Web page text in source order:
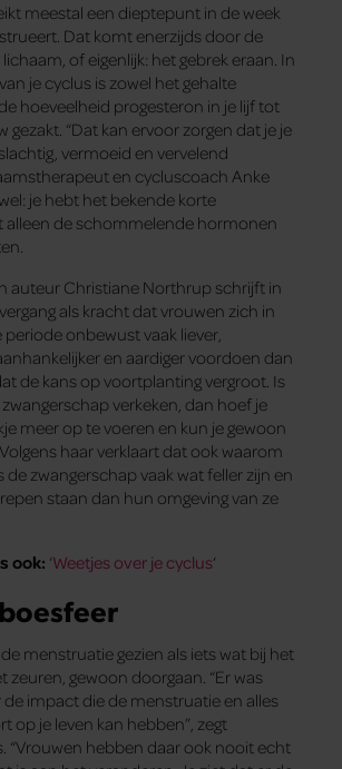
meestal een dieptepunt in de week
Dat komt enerzijds door de
of eigenlijk: het gebrek eraan. In
je cyclus is zowel het gehalte
hoeveelheid progesteron in je lijf tot
gezakt. “Dat kan ervoor zorgen dat je je
vermoeid en vervelend
en cycluscoach Anke
je hebt het bekende korte
alleen de schommelende hormonen
auteur Christiane Northrup schrijft in
als kracht dat vrouwen zich in
onbewust vaak liever,
en aardiger voordoen dan
de kans op voortplanting vergroot. Is
verkeken, dan hoef je
meer op te voeren en kun je gewoon
haar verklaart dat ook waarom
zwangerschap vaak wat feller zijn en
staan dan hun omgeving van ze
ook: ‘Weetjes over je cyclus‘
menstruatie gezien als iets wat bij het
zeuren, gewoon doorgaan. “Er was
de impact die de menstruatie en alles
op je leven kan hebben”, zegt
“Vrouwen hebben daar ook nooit echt